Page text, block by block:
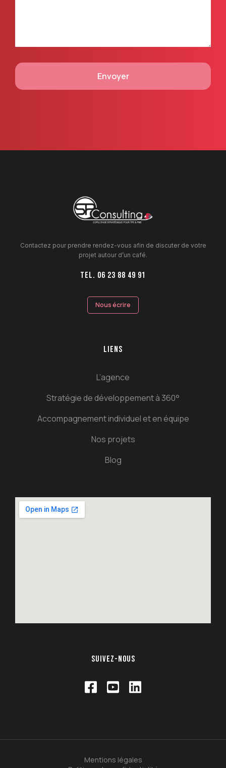
Envoyer
Contactez pour prendre rendez-vous afin de discuter de votre
projet autour d’un café.
TEL. 06 23 88 49 91
Nous écrire
LIENS
L’agence
Stratégie de développement à 360°
Accompagnement individuel et en équipe
Nos projets
Blog
SUIVEZ-NOUS
Mentions légales